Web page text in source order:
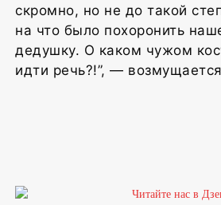
скромно, но не до такой
на что было похоронить
дедушку. О каком чужом
идти речь?!”, —